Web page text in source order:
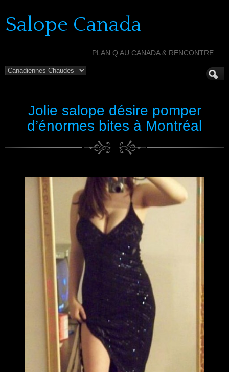
Salope Canada
PLAN Q AU CANADA & RENCONTRE
Jolie salope désire pomper
d’énormes bites à Montréal